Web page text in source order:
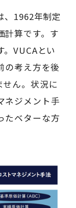
、1962年制定
計算です。す
VUCAとい
の考え方を後
ん。状況に
ネジメント手
たベターな方